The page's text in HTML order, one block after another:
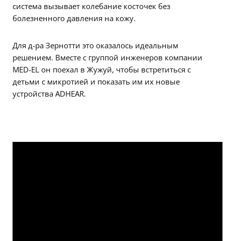
система вызывает колебание косточек без
болезненного давления на кожу.
Для д-ра Зернотти это оказалось идеальным
решением. Вместе с группой инженеров компании
MED-EL он поехал в Жужуй, чтобы встретиться с
детьми с микротией и показать им их новые
устройства ADHEAR.